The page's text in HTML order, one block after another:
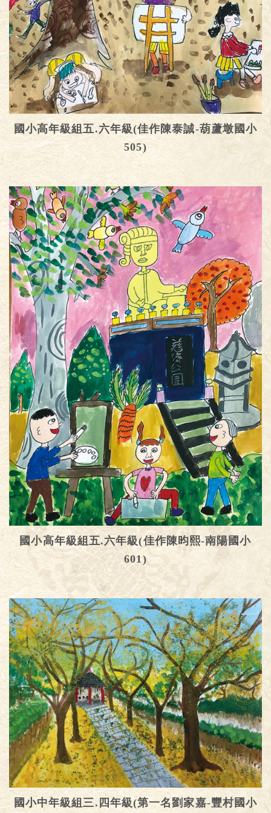
國小高年級組五.六年級(佳作陳泰誠-葫蘆墩國小
505)
國小高年級組五.六年級(佳作陳昀熙-南陽國小
601)
國小中年級組三.四年級(第一名劉家嘉-豐村國小